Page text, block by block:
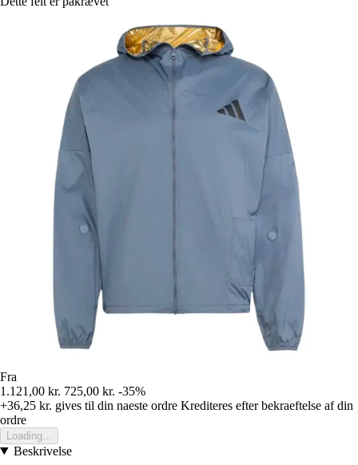
Fra
1.121,00 kr. 725,00 kr. -35%
+36,25 kr. gives til din naeste ordre Krediteres efter bekraeftelse af din
ordre
Loading...
Beskrivelse